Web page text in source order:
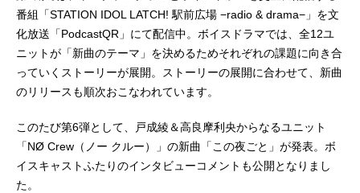
番組「STATION IDOL LATCH! 駅前広場 −radio & drama−」を文
化放送「PodcastQR」にて配信中。ボイスドラマでは、全12ユ
ニットが「新曲のテーマ」を決めるためそれぞれの課題に向き合
っていくストーリーが展開。ストーリーの展開に合わせて、新曲
のリリースも順次おこなわれています。
このたび第6弾として、戸成綾＆高良摩利央からなるユニット
「NØ Crew（ノー クルー）」の新曲「この夜ごと」が発表。ボ
イスキャストふたりのインタビューコメントも公開となりまし
た。